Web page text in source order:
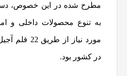
مطرح شده در این خصوص،
به تنوع محصولات داخلی و
مورد نیاز از
در کشور بود.